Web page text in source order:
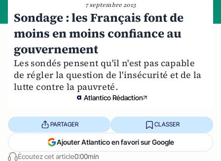
7 septembre 2013
Sondage : les Français font de
moins en moins confiance au
gouvernement
Les sondés pensent qu'il n'est pas capable
de régler la question de l'insécurité et de la
lutte contre la pauvreté.
Atlantico Rédaction
Écoutez cet article0:00min
PARTAGER CLASSER
Ajouter Atlantico en favori sur Google